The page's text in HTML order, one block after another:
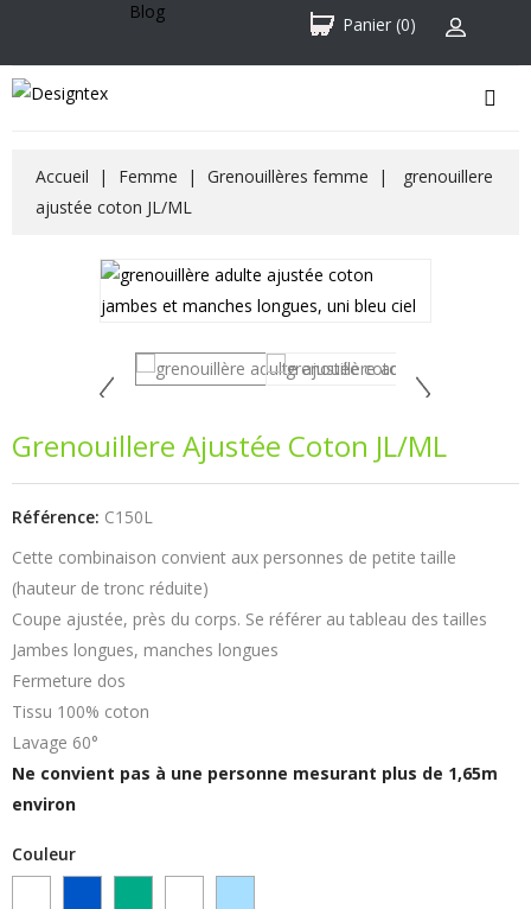
Panier (0)
Blog
Accueil Femme Grenouillères femme
grenouillere
ajustée coton JL/ML
Grenouillere Ajustée Coton JL/ML
Référence: C150L
Cette combinaison convient aux personnes de petite taille
(hauteur de tronc réduite)
Coupe ajustée, près du corps. Se référer au tableau des tailles
Jambes longues, manches longues
Fermeture dos
Tissu 100% coton
Lavage 60°
Ne convient pas à une personne mesurant plus de 1,65m
environ
Couleur